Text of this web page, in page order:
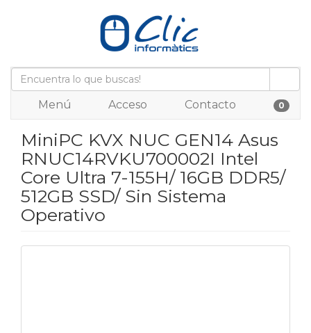
Menú Acceso Contacto 0
MiniPC KVX NUC GEN14 Asus
RNUC14RVKU700002I Intel
Core Ultra 7-155H/ 16GB DDR5/
512GB SSD/ Sin Sistema
Operativo